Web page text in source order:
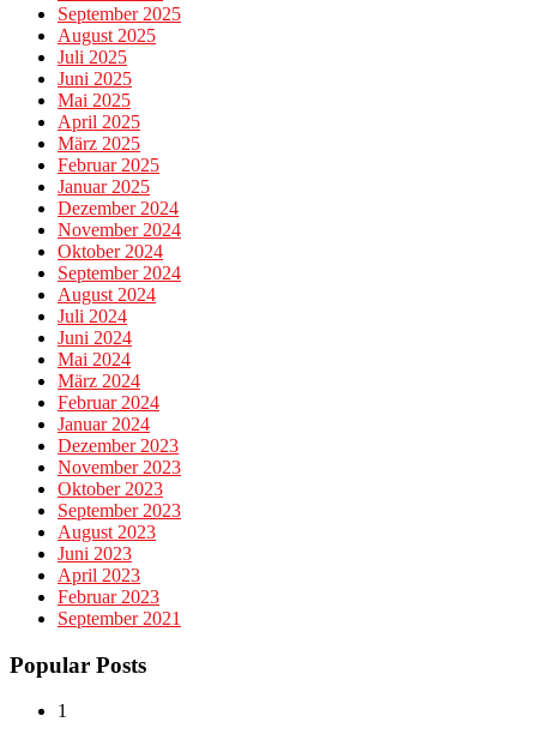
September 2025
August 2025
Juli 2025
Juni 2025
Mai 2025
April 2025
März 2025
Februar 2025
Januar 2025
Dezember 2024
November 2024
Oktober 2024
September 2024
August 2024
Juli 2024
Juni 2024
Mai 2024
März 2024
Februar 2024
Januar 2024
Dezember 2023
November 2023
Oktober 2023
September 2023
August 2023
Juni 2023
April 2023
Februar 2023
September 2021
Popular Posts
1